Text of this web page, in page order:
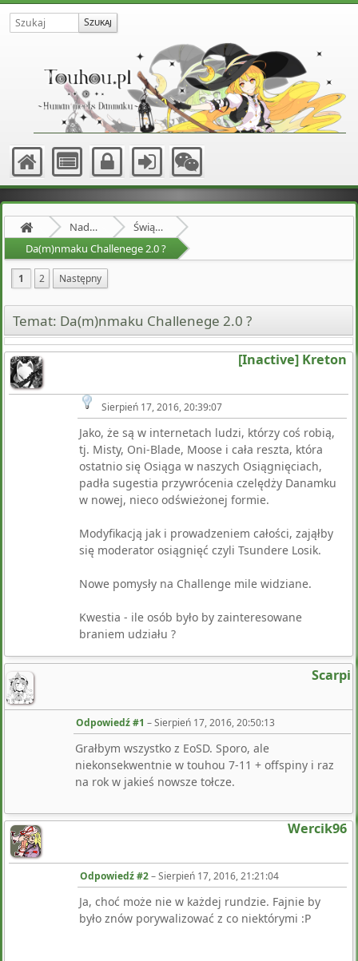
Nadprzyrodzona Granica
Świątynia Hakurei
Da(m)nmaku Challenege 2.0 ?
1 2 Następny
Temat: Da(m)nmaku Challenege 2.0 ?
[Inactive] Kreton
Sierpień 17, 2016, 20:39:07
Jako, że są w internetach ludzi, którzy coś robią,
tj. Misty, Oni-Blade, Moose i cała reszta, która
ostatnio się Osiąga w naszych Osiągnięciach,
padła sugestia przywrócenia czelędży Danamku
w nowej, nieco odświeżonej formie.
Modyfikacją jak i prowadzeniem całości, zająłby
się moderator osiągnięć czyli Tsundere Losik.
Nowe pomysły na Challenge mile widziane.
Kwestia - ile osób było by zainteresowane
braniem udziału ?
Scarpi
Odpowiedź #1 –Sierpień 17, 2016, 20:50:13
Grałbym wszystko z EoSD. Sporo, ale
niekonsekwentnie w touhou 7-11 + offspiny i raz
na rok w jakieś nowsze tołcze.
Wercik96
Odpowiedź #2–Sierpień 17, 2016, 21:21:04
Ja, choć może nie w każdej rundzie. Fajnie by
było znów porywalizować z co niektórymi :P